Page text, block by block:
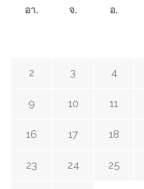
อา. จ. อ.
2 3 4
9 10 11
16 17 18
23 24 25